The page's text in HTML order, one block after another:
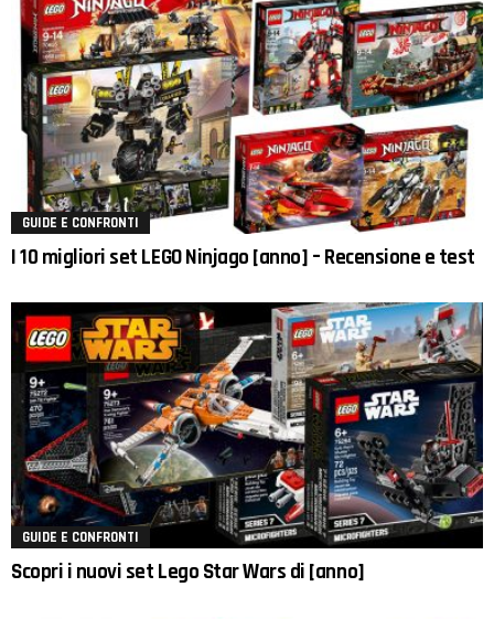
GUIDE E CONFRONTI
I 10 migliori set LEGO Ninjago [anno] – Recensione e test
GUIDE E CONFRONTI
Scopri i nuovi set Lego Star Wars di [anno]